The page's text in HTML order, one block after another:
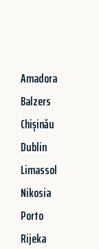
Amadora
Balzers
Chișinău
Dublin
Limassol
Nikosia
Porto
Rijeka